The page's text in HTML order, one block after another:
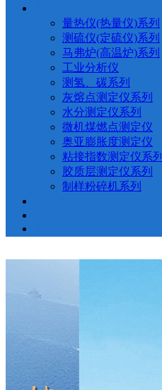
量热仪(热量仪)系列
测硫仪(定硫仪)系列
马弗炉(高温炉)系列
工业分析仪
测氢、碳系列
灰熔点测定仪系列
水分测定仪系列
微机煤燃点测定仪
奥亚膨胀度测定仪
粘接指数测定仪系列
胶质层测定仪系列
制样粉碎机系列